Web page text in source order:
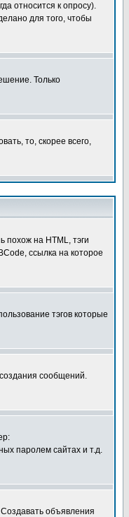
относится к опросу).
для того, чтобы
Только
то, скорее всего,
похож на HTML, тэги
ссылка на которое
тэгов которые
сообщений.
паролем сайтах и т.д.
объявления